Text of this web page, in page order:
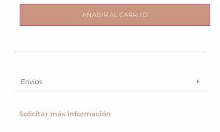
AÑADIR AL CARRITO
Envios
Solicitar más información